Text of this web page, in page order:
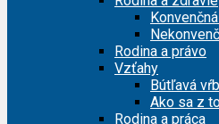
Rodina a právo
Vzťahy
Bútľavá
Ako sa z
Rodina a práca